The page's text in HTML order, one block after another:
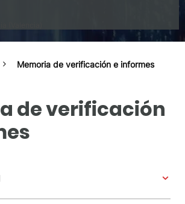
Memoria de verificación e informes
de verificación